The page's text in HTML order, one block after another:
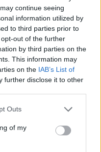
continue seeing
information utilized by
to third parties prior to
out of the further
by third parties on the
This information may
on the IAB’s List of
further disclose it to other
Outs
of my
włoskiego gitarzysty, który
Rafaela w Castel
Dni Młodzieży 2027